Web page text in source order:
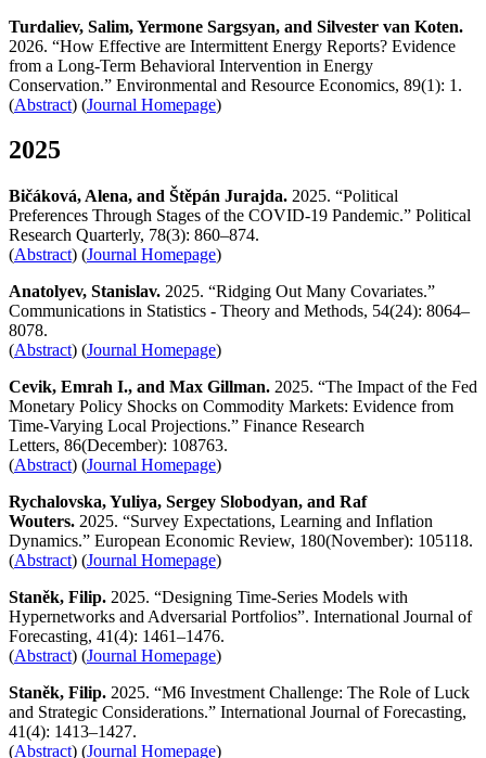
Turdaliev, Salim, Yermone Sargsyan, and Silvester van Koten.
2026. “How Effective are Intermittent Energy Reports? Evidence
from a Long-Term Behavioral Intervention in Energy
Conservation.” Environmental and Resource Economics, 89(1): 1.
(Abstract) (Journal Homepage)
2025
Bičáková, Alena, and Štěpán Jurajda. 2025. “Political
Preferences Through Stages of the COVID-19 Pandemic.” Political
Research Quarterly, 78(3): 860–874.
(Abstract) (Journal Homepage)
Anatolyev, Stanislav. 2025. “Ridging Out Many Covariates.”
Communications in Statistics - Theory and Methods, 54(24): 8064–
8078.
(Abstract) (Journal Homepage)
Cevik, Emrah I., and Max Gillman. 2025. “The Impact of the Fed
Monetary Policy Shocks on Commodity Markets: Evidence from
Time-Varying Local Projections.” Finance Research
Letters, 86(December): 108763.
(Abstract) (Journal Homepage)
Rychalovska, Yuliya, Sergey Slobodyan, and Raf
Wouters. 2025. “Survey Expectations, Learning and Inflation
Dynamics.” European Economic Review, 180(November): 105118.
(Abstract) (Journal Homepage)
Staněk, Filip. 2025. “Designing Time-Series Models with
Hypernetworks and Adversarial Portfolios”. International Journal of
Forecasting, 41(4): 1461–1476.
(Abstract) (Journal Homepage)
Staněk, Filip. 2025. “M6 Investment Challenge: The Role of Luck
and Strategic Considerations.” International Journal of Forecasting,
41(4): 1413–1427.
(Abstract) (Journal Homepage)